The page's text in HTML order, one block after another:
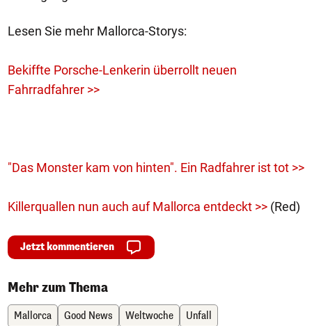
Lesen Sie mehr Mallorca-Storys:
Bekiffte Porsche-Lenkerin überrollt neuen
Fahrradfahrer >>
"Das Monster kam von hinten". Ein Radfahrer ist tot >>
Killerquallen nun auch auf Mallorca entdeckt >> (Red)
Jetzt kommentieren
Mehr zum Thema
Mallorca Good News Weltwoche Unfall